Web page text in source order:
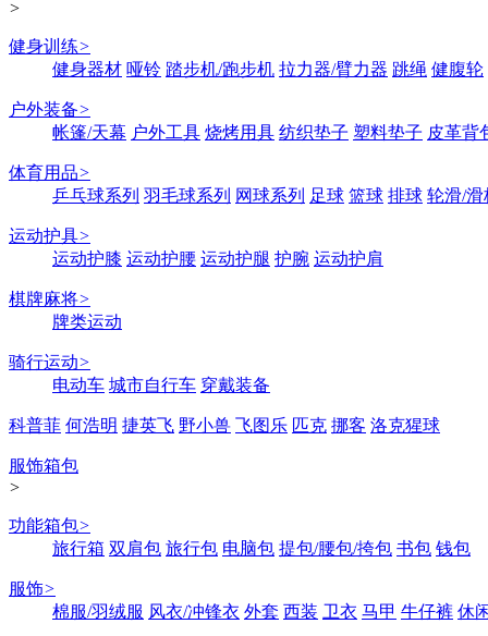
>
健身训练>
健身器材 哑铃 踏步机/跑步机 拉力器/臂力器 跳绳 健腹轮
户外装备>
帐篷/天幕 户外工具 烧烤用具 纺织垫子 塑料垫子 皮革背
体育用品>
乒乓球系列 羽毛球系列 网球系列 足球 篮球 排球 轮滑/滑
运动护具>
运动护膝 运动护腰 运动护腿 护腕 运动护肩
棋牌麻将>
牌类运动
骑行运动>
电动车 城市自行车 穿戴装备
科普菲 何浩明 捷英飞 野小兽 飞图乐 匹克 挪客 洛克猩球
服饰箱包
>
功能箱包>
旅行箱 双肩包 旅行包 电脑包 提包/腰包/挎包 书包 钱包
服饰>
棉服/羽绒服 风衣/冲锋衣 外套 西装 卫衣 马甲 牛仔裤 休